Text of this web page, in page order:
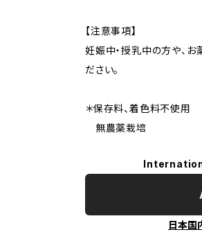
【注意事項】
妊娠中・授乳中の方や、
ださい。
＊保存料、着色料不使用
無農薬栽培
日本国